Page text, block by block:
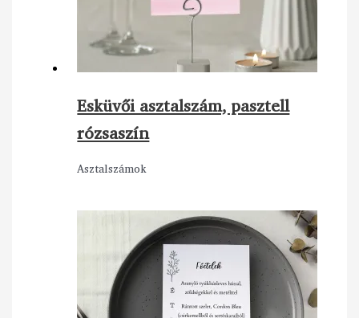
Esküvői asztalszám, pasztell
rózsaszín
Asztalszámok